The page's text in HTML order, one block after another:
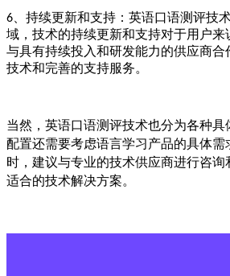
6
持续更新和支持：英语口语测评技
域，技术的持续更新和支持对于用户来
与具有持续投入和研发能力的供应商合
技术和完善的支持服务。
当然，英语口语测评技术也分为各种
配置还需要考虑语言学习产品的具体
时，建议与专业的技术供应商进行咨
适合的技术解决方案。